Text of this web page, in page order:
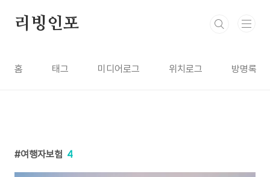
리빙인포
홈 태그 미디어로그 위치로그 방명록
여행자보험 4